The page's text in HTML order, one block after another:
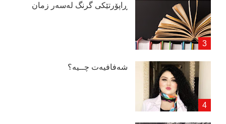
ڕاپۆرتێكی گرنگ لەسەر زمان
شەفافیەت چــیە؟